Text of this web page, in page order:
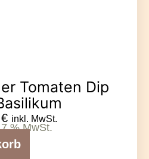
Tomaten Dip
€ inkl. MwSt.
% MwSt.